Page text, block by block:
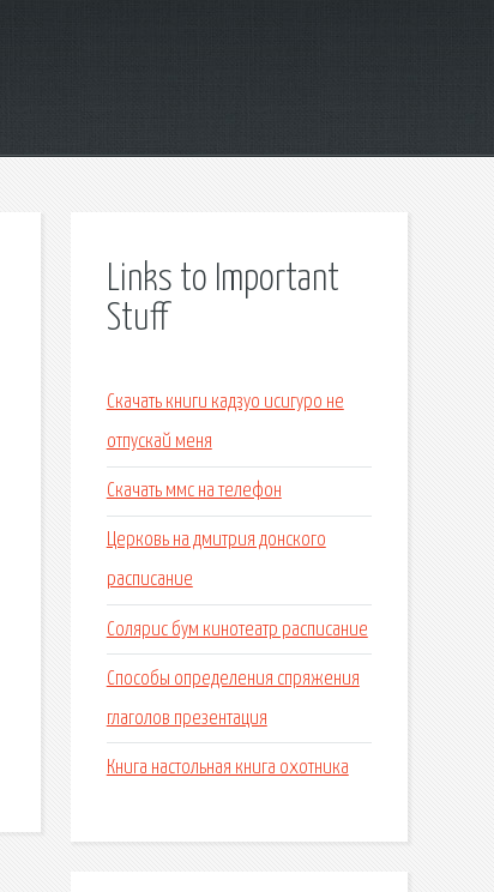
Links to Important
Stuff
Скачать книги кадзуо исигуро не
отпускай меня
Скачать ммс на телефон
Церковь на дмитрия донского
расписание
Солярис бум кинотеатр расписание
Способы определения спряжения
глаголов презентация
Книга настольная книга охотника